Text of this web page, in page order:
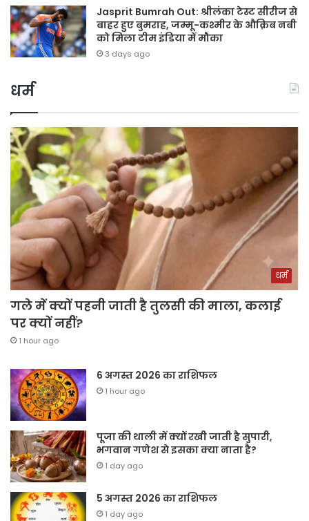
Jasprit Bumrah Out: श्रीलंका टेस्ट सीरीज से
बाहर हुए बुमराह, जम्मू-कश्मीर के औक़िब नबी
को मिला टीम इंडिया में मौका
3 days ago
धर्म
धर्म
गले में क्यों पहनी जाती है तुलसी की माला, कलाई
पर क्यों नहीं?
1 hour ago
6 अगस्त 2026 का राशिफल
1 hour ago
पूजा की थाली में क्यों रखी जाती है सुपारी,
भगवान गणेश से इसका क्या नाता है?
1 day ago
5 अगस्त 2026 का राशिफल
1 day ago